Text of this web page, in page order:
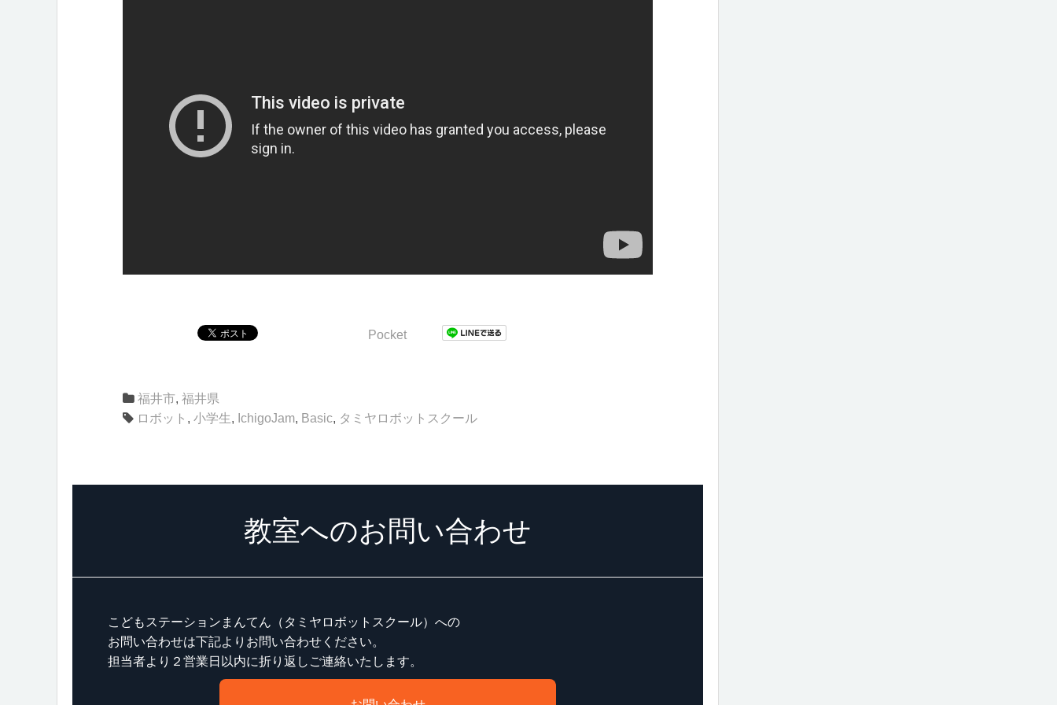
Pocket
福井市, 福井県
ロボット , 小学生, IchigoJam, Basic, タミヤロボットスクール
教室へのお問い合わせ
こどもステーションまんてん（タミヤロボットスクール）への
お問い合わせは下記よりお問い合わせください。
担当者より２営業日以内に折り返しご連絡いたします。